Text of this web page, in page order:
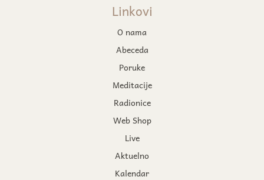
Linkovi
O nama
Abeceda
Poruke
Meditacije
Radionice
Web Shop
Live
Aktuelno
Kalendar